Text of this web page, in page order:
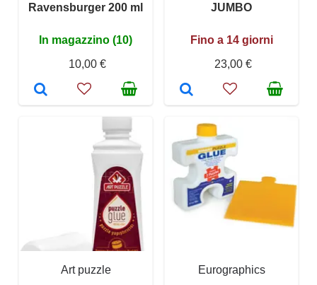
Ravensburger 200 ml
In magazzino (10)
10,00 €
JUMBO
Fino a 14 giorni
23,00 €
Art puzzle Eurographics